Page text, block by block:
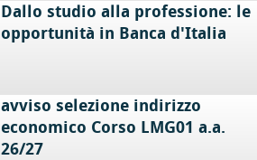
Dallo studio alla professione: le
opportunità in Banca d'Italia
avviso selezione indirizzo
economico Corso LMG01 a.a.
26/27